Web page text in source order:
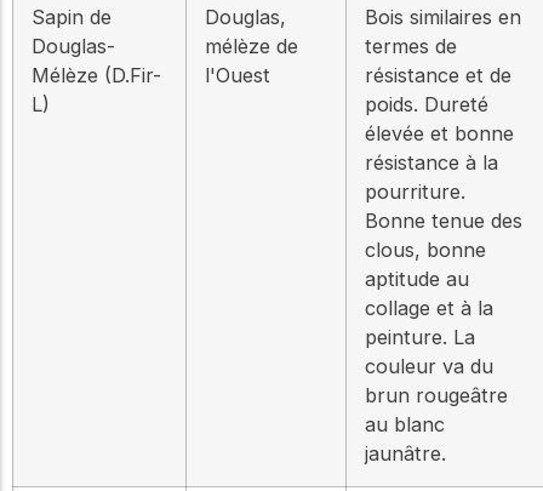
Sapin de
Douglas-
Mélèze (D.Fir-
L)
Douglas,
mélèze de
l'Ouest
Bois similaires en
termes de
résistance et de
poids. Dureté
élevée et bonne
résistance à la
pourriture.
Bonne tenue des
clous, bonne
aptitude au
collage et à la
peinture. La
couleur va du
brun rougeâtre
au blanc
jaunâtre.